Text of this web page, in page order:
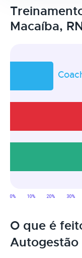
Macaíba,
O que é
Autogestão